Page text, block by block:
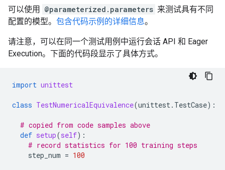
可以使用 @parameterized.parameters 来测试具有不同
配置的模型。 包含代码示例的详细信息。
请注意，可以在同一个测试用例中运行会话 API 和 Eager
Execution。下面的代码段显示了具体方式。
import unittest
class TestNumericalEquivalence(unittest. TestCase):
# copied from code samples above
def setup(self):
# record statistics for 100 training steps
step_num = 100